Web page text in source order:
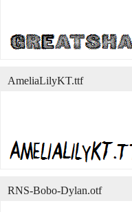
AmeliaLilyKT.ttf
RNS-Bobo-Dylan.otf